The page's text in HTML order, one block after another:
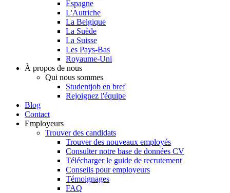
Espagne
L'Autriche
La Belgique
La Suède
La Suisse
Les Pays-Bas
Royaume-Uni
À propos de nous
Qui nous sommes
Studentjob en bref
Rejoignez l'équipe
Blog
Contact
Employeurs
Trouver des candidats
Trouver des nouveaux employés
Consulter notre base de données CV
Télécharger le guide de recrutement
Conseils pour employeurs
Témoignages
FAQ